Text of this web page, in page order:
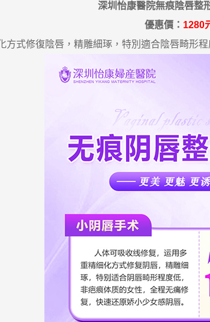
深圳怡康醫院無痕陰唇整
優惠價： 1280
方式修復陰唇，精雕細琢，特別適合陰唇畸形